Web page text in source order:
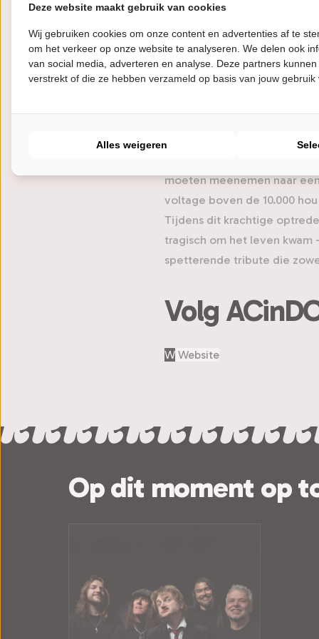
De mannen van ACinDC
to Hell'. De AC/DC-
van deze eeuw festivals als
trillen. Een trilling die tot in
uitnodiging van het
ACinDC het daglicht, met
Blandford en de energieke
Door hun jarenlange
moeten meenemen naar
voltage boven de 10.000
Tijdens dit krachtige
tragisch om het leven kwam
spetterende tribute die
Volg
W Website
Op dit moment op
Deze website maakt gebruik van cookies
Wij gebruiken cookies om onze content en advertenties af te
om het verkeer op onze website te analyseren. We delen ook
van social media, adverteren en analyse. Deze partners
verstrekt of die ze hebben verzameld op basis van jouw gebruik
Alles weigeren